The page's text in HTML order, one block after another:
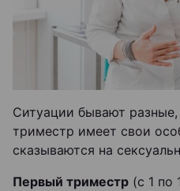
Ситуации бывают
триместр имеет свои
сказываются на
Первый триместр (с 1 по